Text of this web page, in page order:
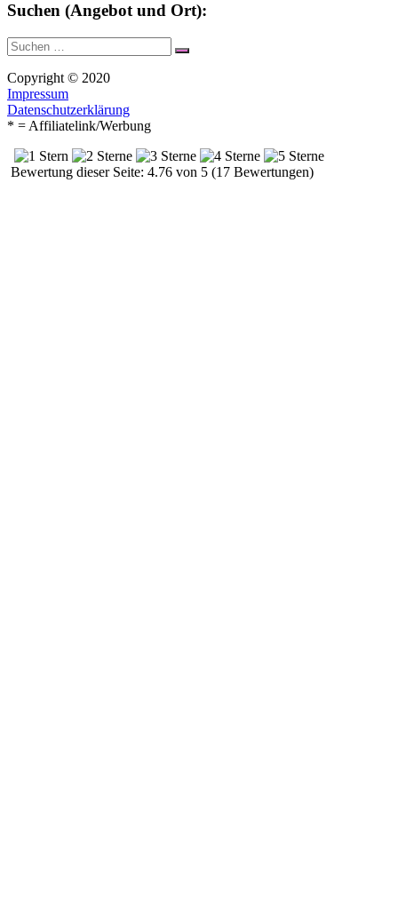
Suchen (Angebot und Ort):
Suche
nach:
Suchen
Copyright © 2020
Impressum
Datenschutzerklärung
* = Affiliatelink/Werbung
Bewertung dieser Seite: 4.76 von 5 (17 Bewertungen)